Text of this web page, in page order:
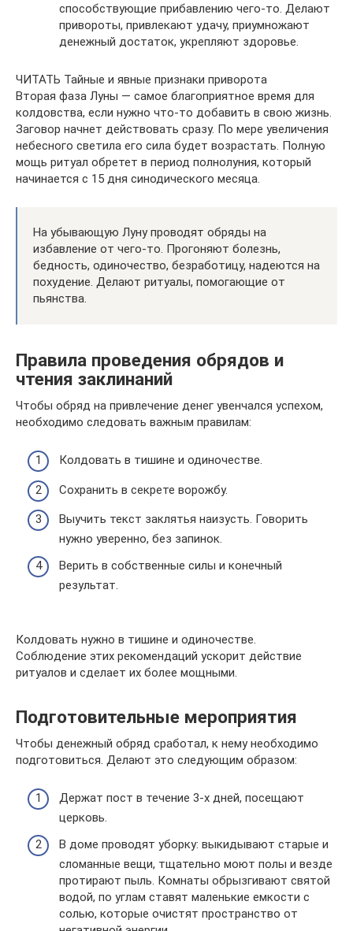
способствующие прибавлению чего-то. Делают
привороты, привлекают удачу, приумножают
денежный достаток, укрепляют здоровье.
ЧИТАТЬ Тайные и явные признаки приворота
Вторая фаза Луны — самое благоприятное время для
колдовства, если нужно что-то добавить в свою жизнь.
Заговор начнет действовать сразу. По мере увеличения
небесного светила его сила будет возрастать. Полную
мощь ритуал обретет в период полнолуния, который
начинается с 15 дня синодического месяца.
На убывающую Луну проводят обряды на
избавление от чего-то. Прогоняют болезнь,
бедность, одиночество, безработицу, надеются на
похудение. Делают ритуалы, помогающие от
пьянства.
Правила проведения обрядов и
чтения заклинаний
Чтобы обряд на привлечение денег увенчался успехом,
необходимо следовать важным правилам:
Колдовать в тишине и одиночестве.
Сохранить в секрете ворожбу.
Выучить текст заклятья наизусть. Говорить
нужно уверенно, без запинок.
Верить в собственные силы и конечный
результат.
Колдовать нужно в тишине и одиночестве.
Соблюдение этих рекомендаций ускорит действие
ритуалов и сделает их более мощными.
Подготовительные мероприятия
Чтобы денежный обряд сработал, к нему необходимо
подготовиться. Делают это следующим образом:
Держат пост в течение 3-х дней, посещают
церковь.
В доме проводят уборку: выкидывают старые и
сломанные вещи, тщательно моют полы и везде
протирают пыль. Комнаты обрызгивают святой
водой, по углам ставят маленькие емкости с
солью, которые очистят пространство от